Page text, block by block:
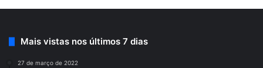
Mais vistas nos últimos 7 dias
27 de março de 2022